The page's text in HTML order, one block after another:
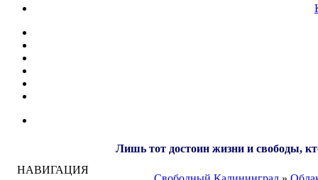
Лишь тот достоин жизни и свободы,
НАВИГАЦИЯ